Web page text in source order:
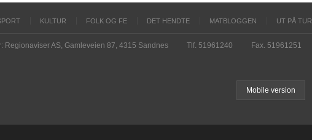
KULTUR FOLK OG FE DET HENDTE MATBLOGGEN UT PÅ TUR
Regionaviser AS, Gamleveien 87, 4315 Sandnes Tlf. 51961240 Fax. 51961251
Mobile version